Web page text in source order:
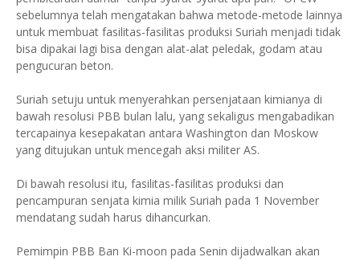
sebelumnya telah mengatakan bahwa metode-metode lainnya
untuk membuat fasilitas-fasilitas produksi Suriah menjadi tidak
bisa dipakai lagi bisa dengan alat-alat peledak, godam atau
pengucuran beton.
Suriah setuju untuk menyerahkan persenjataan kimianya di
bawah resolusi PBB bulan lalu, yang sekaligus mengabadikan
tercapainya kesepakatan antara Washington dan Moskow
yang ditujukan untuk mencegah aksi militer AS.
Di bawah resolusi itu, fasilitas-fasilitas produksi dan
pencampuran senjata kimia milik Suriah pada 1 November
mendatang sudah harus dihancurkan.
Pemimpin PBB Ban Ki-moon pada Senin dijadwalkan akan